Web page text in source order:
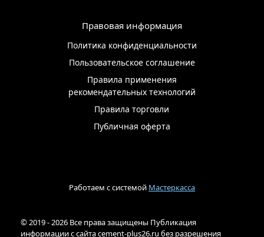
Правовая информация
Политика конфиденциальности
Пользовательское соглашение
Правила применения
рекомендательных технологий
Правила торговли
Публичная оферта
Работаем с системой Мастеркасса
© 2019 - 2026 Все права защищены Публикация
информации с сайта cement-plus26.ru без разрешения